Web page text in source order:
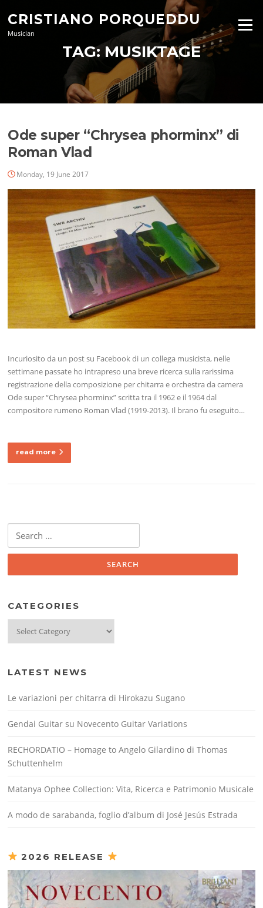
content
CRISTIANO PORQUEDDU
Musician
Menu
TAG: MUSIKTAGE
Ode super “Chrysea phorminx” di
Roman Vlad
Monday, 19 June 2017
Incuriosito da un post su Facebook di un collega musicista, nelle
settimane passate ho intrapreso una breve ricerca sulla rarissima
registrazione della composizione per chitarra e orchestra da camera
Ode super “Chrysea phorminx” scritta tra il 1962 e il 1964 dal
compositore rumeno Roman Vlad (1919-2013). Il brano fu eseguito…
read more
for:
CATEGORIES
LATEST NEWS
Le variazioni per chitarra di Hirokazu Sugano
Gendai Guitar su Novecento Guitar Variations
RECHORDATIO – Homage to Angelo Gilardino di Thomas
Schuttenhelm
Matanya Ophee Collection: Vita, Ricerca e Patrimonio Musicale
A modo de sarabanda, foglio d’album di José Jesús Estrada
2026 RELEASE